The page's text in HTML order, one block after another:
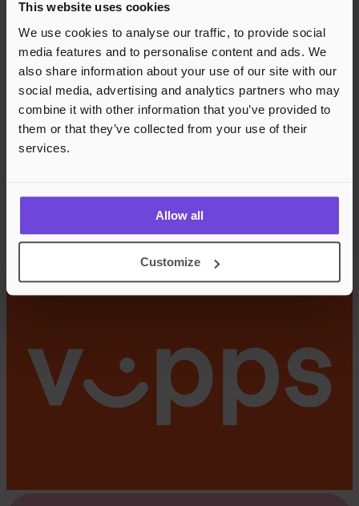
This website uses cookies
We use cookies to analyse our traffic, to provide social
media features and to personalise content and ads. We
also share information about your use of our site with our
social media, advertising and analytics partners who may
combine it with other information that you’ve provided to
them or that they’ve collected from your use of their
services.
Allow all
Customize